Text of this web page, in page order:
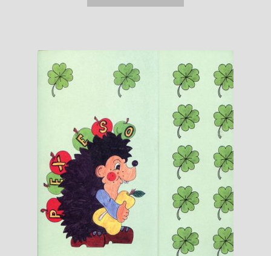
2,50 €. 2,21 €.